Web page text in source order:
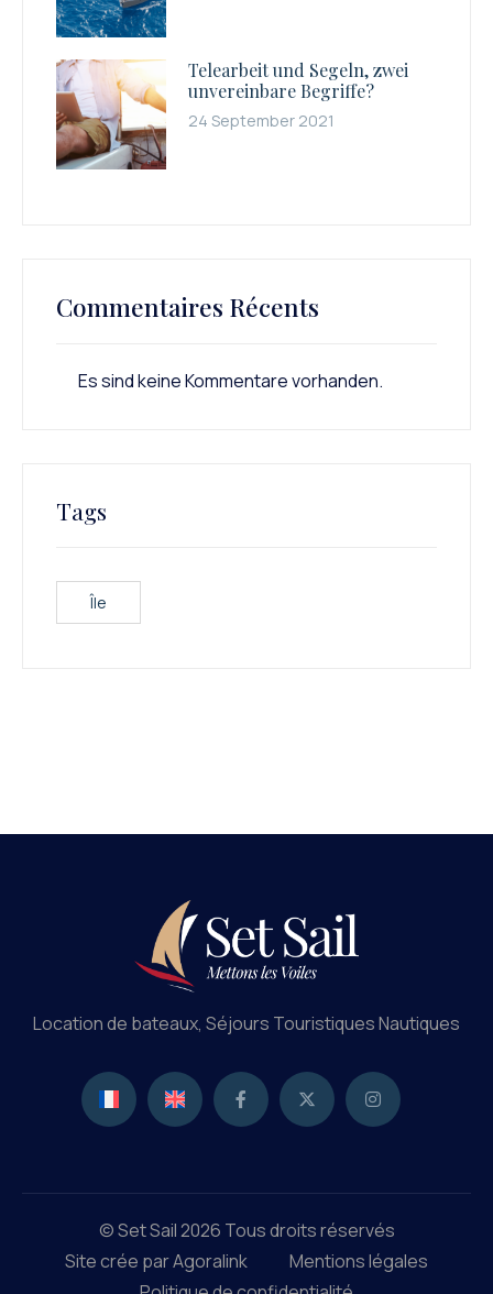
Telearbeit und Segeln, zwei
unvereinbare Begriffe?
24 September 2021
Commentaires Récents
Es sind keine Kommentare vorhanden.
Tags
Île
Location de bateaux, Séjours Touristiques Nautiques
© Set Sail 2026 Tous droits réservés
Site crée par Agoralink
Mentions légales